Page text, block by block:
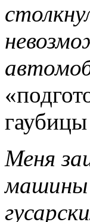
Меня
машины